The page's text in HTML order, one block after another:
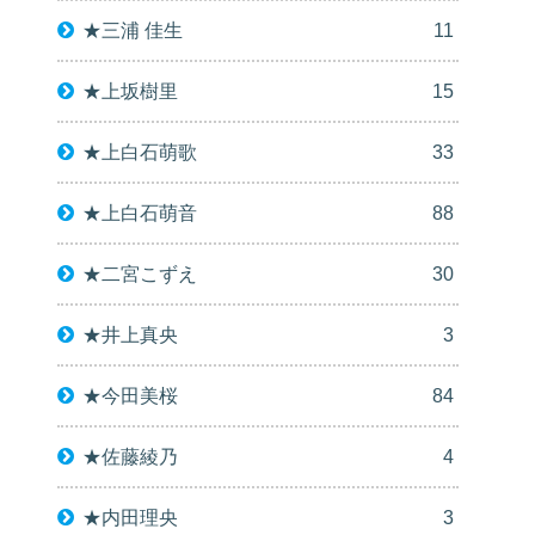
★三浦 佳生 11
★上坂樹里 15
★上白石萌歌 33
★上白石萌音 88
★二宮こずえ 30
★井上真央 3
★今田美桜 84
★佐藤綾乃 4
★内田理央 3